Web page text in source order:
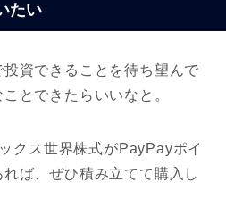
たい
資できることを待ち望んで
とできたらいいなと。
クス世界株式がPayPayポイ
ば、ぜひ積み立てて購入し